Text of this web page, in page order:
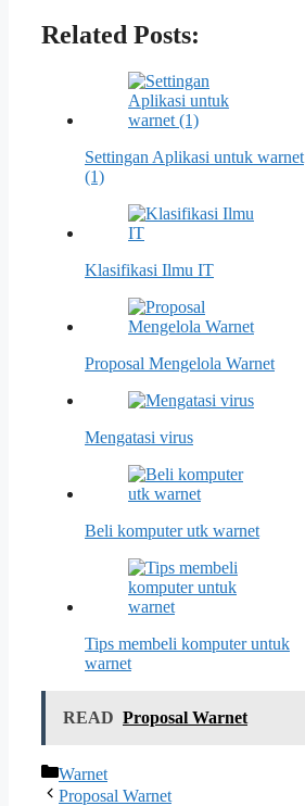
Related Posts:
Settingan Aplikasi untuk warnet
(1)
Klasifikasi Ilmu IT
Proposal Mengelola Warnet
Mengatasi virus
Beli komputer utk warnet
Tips membeli komputer untuk
warnet
READ Proposal Warnet
Kategori
Warnet
Proposal Warnet